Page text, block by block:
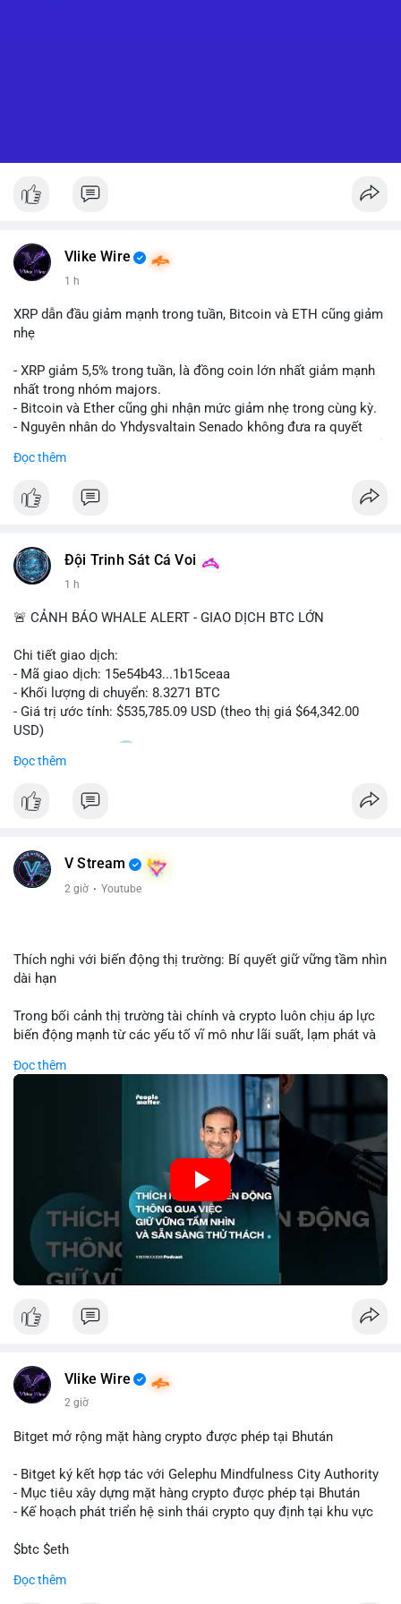
Vlike Wire
1 h
XRP dẫn đầu giảm mạnh trong tuần, Bitcoin và ETH cũng giảm
nhẹ
- XRP giảm 5,5% trong tuần, là đồng coin lớn nhất giảm mạnh
nhất trong nhóm majors.
- Bitcoin và Ether cũng ghi nhận mức giảm nhẹ trong cùng kỳ.
- Nguyên nhân do Yhdysvaltain Senado không đưa ra quyết
hè, đẩy việc thảo luận sang tháng 9.
XRP và Ripple, ảnh hưởng đến tâm lý nhà đầu tư.
#ripple
📰 Nguồn: CoinDesk
Đọc thêm
Đội Trinh Sát Cá Voi
1 h
🚨 CẢNH BÁO WHALE ALERT - GIAO DỊCH BTC LỚN
Chi tiết giao dịch:
- Mã giao dịch: 15e54b43...1b15ceaa
- Khối lượng di chuyển: 8.3271 BTC
- Giá trị ước tính: $535,785.09 USD (theo thị giá $64,342.00
USD)
- Thời gian: 04:20
Nhận định phân tích: Giao dịch 8.3271 BTC trị giá hơn nửa triệu
USD được thực hiện trong khung giờ sáng sớm, cho thấy dấu
đủ tạo áp lực bán trực tiếp lên thị trường nhưng phản ánh tâm
lý thận trọng của cá voi. Nếu dòng tiền này hướng về ví sàn
của BTC.
tương tự trong 24 giờ tới để xác nhận xu hướng. Không nên
hành động vội vàng dựa trên một giao dịch đơn lẻ, hãy ưu tiên
#giaodichlon
#tamlycavoi
Đọc thêm
V Stream
2 giờ · Youtube
Thích nghi với biến động thị trường: Bí quyết giữ vững tầm nhìn
dài hạn
Trong bối cảnh thị trường tài chính và crypto luôn chịu áp lực
biến động mạnh từ các yếu tố vĩ mô như lãi suất, lạm phát và
chìa khóa để đầu tư viên vượt qua giai đoạn không chắc chắn.
Thay vì phản ứng cảm xúc với những dao động ngắn hạn, các
nhà đầu tư thành công thường tập trung vào nguyên tắc cơ
bản, phân배 tài sản hợp lý và kiên持 theo kế hoạch đã định.
Điều này không chỉ giúp giảm rủi ro mà còn tạo điều kiện để
tận dụng cơ hội khi thị trường phục hồi.
🎥 Xem video trực tiếp tại:
Nguồn: VIETSUCCESS
Đọc thêm
Vlike Wire
2 giờ
Bitget mở rộng mặt hàng crypto được phép tại Bhután
- Bitget ký kết hợp tác với Gelephu Mindfulness City Authority
- Mục tiêu xây dựng mặt hàng crypto được phép tại Bhután
- Kế hoạch phát triển hệ sinh thái crypto quy định tại khu vực
$btc $eth
#vlikevn
Đọc thêm